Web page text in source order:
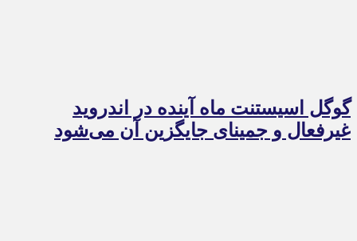
گوگل اسیستنت ماه آینده در اندروید
غیرفعال و جمینای جایگزین آن می‌شود